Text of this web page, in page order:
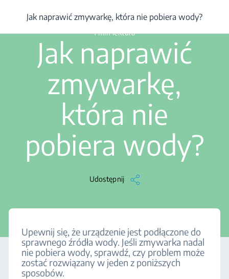
Zmywarka do naczyń Rozwiązywanie problemów Artykuł
1 min lektura
Jak naprawić
zmywarkę,
która nie
pobiera wody?
Udostępnij
Jak naprawić zmywarkę, która nie pobiera wody?
Upewnij się, że urządzenie jest podłączone do
sprawnego źródła wody. Jeśli zmywarka nadal
nie pobiera wody, sprawdź, czy problem może
zostać rozwiązany w jeden z poniższych
sposobów.